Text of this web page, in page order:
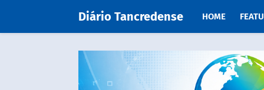
Diário Tancredense HOME